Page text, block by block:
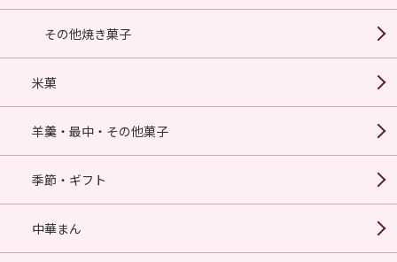
その他焼き菓子
米菓
羊羹・最中・その他菓子
季節・ギフト
中華まん